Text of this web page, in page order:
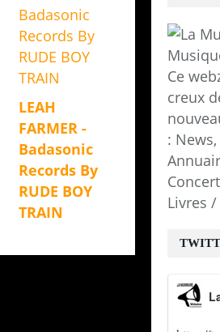
LEAH
FARMER -
Badasonic
Records By
RUDE BOY
TRAIN
Ce
creux
:
Livres